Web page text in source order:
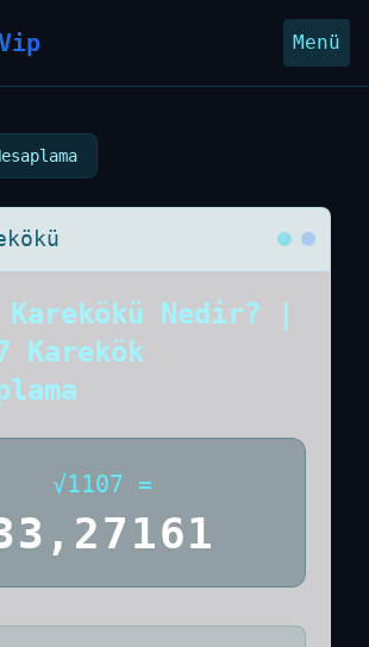
Menü
Karekökü Nedir? |
Karekök
√1107 =